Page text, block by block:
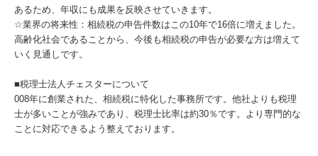
あるため、年収にも成果を反映させていきます。
☆業界の将来性：相続税の申告件数はこの10年で16倍に増えました。
高齢化社会であることから、今後も相続税の申告が必要な方は増えて
いく見通しです。
■税理士法人チェスターについて
008年に創業された、相続税に特化した事務所です。他社よりも税理
士が多いことが強みであり、税理士比率は約30％です。より専門的な
ことに対応できるよう整えております。